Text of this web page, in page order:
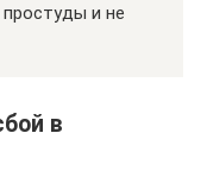
и не
в